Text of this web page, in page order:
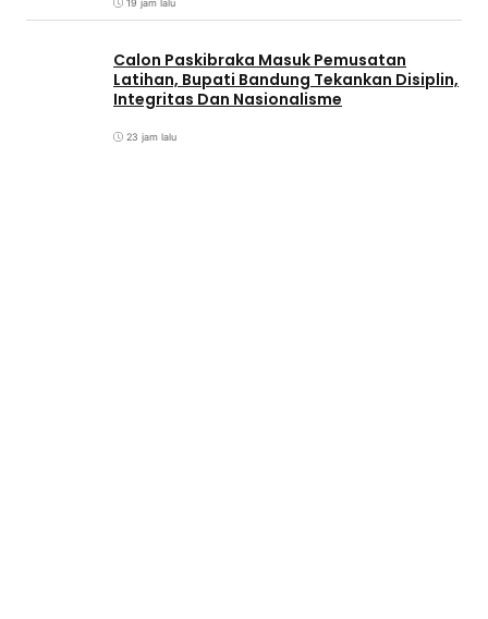
19 jam lalu
Calon Paskibraka Masuk Pemusatan
Latihan, Bupati Bandung Tekankan Disiplin,
Integritas Dan Nasionalisme
23 jam lalu